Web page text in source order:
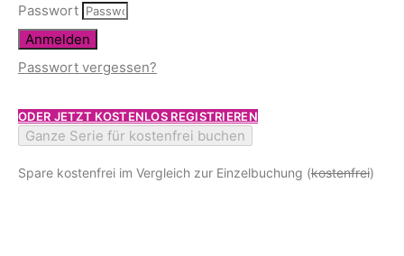
Passwort
Anmelden
Passwort vergessen?
ODER JETZT KOSTENLOS REGISTRIEREN
Ganze Serie für kostenfrei buchen
Spare kostenfrei im Vergleich zur Einzelbuchung (kostenfrei)